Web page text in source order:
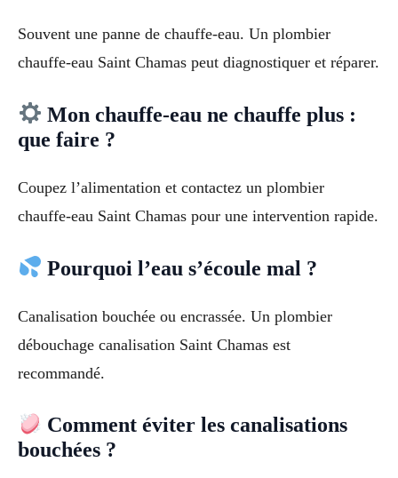
Souvent une panne de chauffe-eau. Un plombier
chauffe-eau Saint Chamas peut diagnostiquer et réparer.
Mon chauffe-eau ne chauffe plus :
que faire ?
Coupez l’alimentation et contactez un plombier
chauffe-eau Saint Chamas pour une intervention rapide.
Pourquoi l’eau s’écoule mal ?
Canalisation bouchée ou encrassée. Un plombier
débouchage canalisation Saint Chamas est
recommandé.
Comment éviter les canalisations
bouchées ?